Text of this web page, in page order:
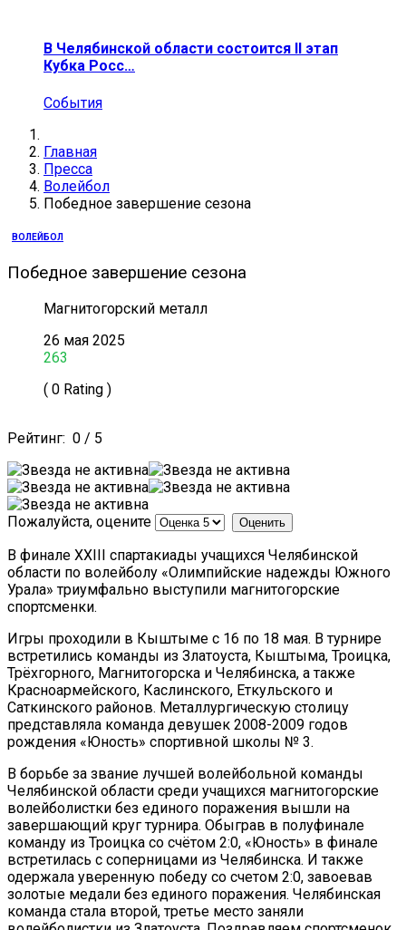
В Челябинской области состоится II этап
Кубка Росс…
События
Главная
Пресса
Волейбол
Победное завершение сезона
ВОЛЕЙБОЛ
Победное завершение сезона
Магнитогорский металл
26 мая 2025
263
( 0 Rating )
Рейтинг: 0 / 5
Пожалуйста, оцените
В финале XXIII спартакиады учащихся Челябинской
области по волейболу «Олимпийские надежды Южного
Урала» триумфально выступили магнитогорские
спортсменки.
Игры проходили в Кыштыме с 16 по 18 мая. В турнире
встретились команды из Златоуста, Кыштыма, Троицка,
Трёхгорного, Магнитогорска и Челябинска, а также
Красноармейского, Каслинского, Еткульского и
Саткинского районов. Металлургическую столицу
представляла команда девушек 2008-2009 годов
рождения «Юность» спортивной школы № 3.
В борьбе за звание лучшей волейбольной команды
Челябинской области среди учащихся магнитогорские
волейболистки без единого поражения вышли на
завершающий круг турнира. Обыграв в полуфинале
команду из Троицка со счётом 2:0, «Юность» в финале
встретилась с соперницами из Челябинска. И также
одержала уверенную победу со счетом 2:0, завоевав
золотые медали без единого поражения. Челябинская
команда стала второй, третье место заняли